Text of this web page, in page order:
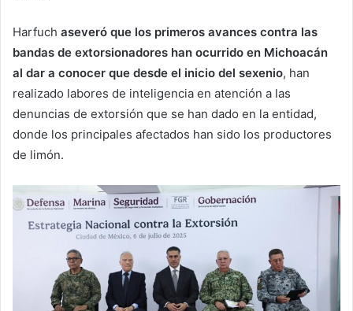
Harfuch aseveró que los primeros avances contra las
bandas de extorsionadores han ocurrido en Michoacán
al dar a conocer que desde el inicio del sexenio, han
realizado labores de inteligencia en atención a las
denuncias de extorsión que se han dado en la entidad,
donde los principales afectados han sido los productores
de limón.